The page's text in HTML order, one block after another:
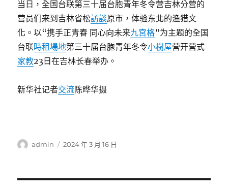
当日，全国台联第三十届台胞青年冬令营吉林分营的
营员们来到吉林省松訪談原市，体验东北的渔猎文
化。以“携手正青春 同心向未来九宮格”为主题的全国
台联時租場地第三十届台胞青年冬令小樹屋营开营式
家教23日在吉林长春举办。
新华社记者交流陈晔华摄
作
admin
發
2024 年 3 月 16 日